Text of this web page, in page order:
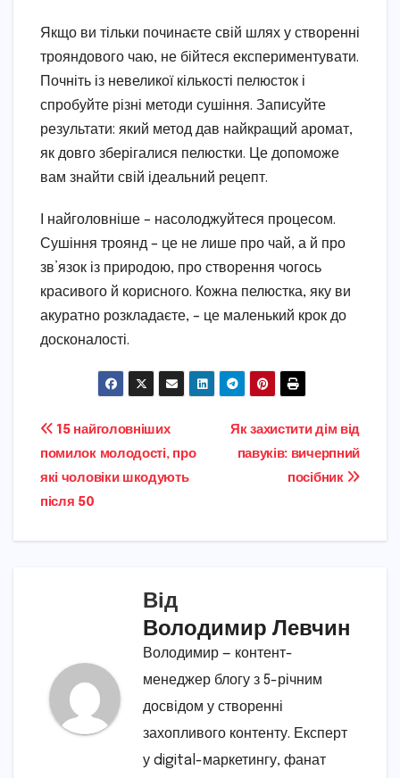
Якщо ви тільки починаєте свій шлях у створенні
трояндового чаю, не бійтеся експериментувати.
Почніть із невеликої кількості пелюсток і
спробуйте різні методи сушіння. Записуйте
результати: який метод дав найкращий аромат,
як довго зберігалися пелюстки. Це допоможе
вам знайти свій ідеальний рецепт.
І найголовніше – насолоджуйтеся процесом.
Сушіння троянд – це не лише про чай, а й про
зв’язок із природою, про створення чогось
красивого й корисного. Кожна пелюстка, яку ви
акуратно розкладаєте, – це маленький крок до
досконалості.
Навігація
записів
Як захистити дім від
павуків: вичерпний
посібник
15 найголовніших
помилок молодості, про
які чоловіки шкодують
після 50
Від
Володимир Левчин
Володимир — контент-
менеджер блогу з 5-річним
досвідом у створенні
захопливого контенту. Експерт
у digital-маркетингу, фанат